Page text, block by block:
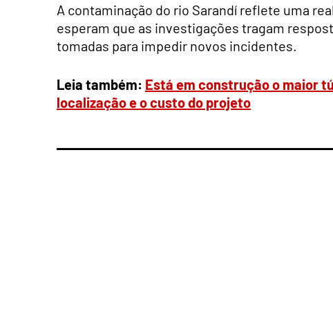
A contaminação do rio Sarandí reflete uma
esperam que as investigações tragam
tomadas para impedir novos incidentes.
Leia também: Está em construção o maior
localização e o custo do projeto